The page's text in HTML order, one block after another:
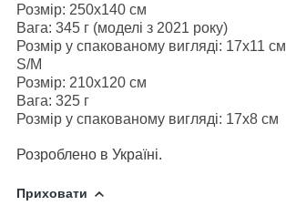
Розмір: 250х140 см
Вага: 345 г (моделі з 2021 року)
Розмір у спакованому вигляді: 17х11 см
S/M
Розмір: 210х120 см
Вага: 325 г
Розмір у спакованому вигляді: 17х8 см
Розроблено в Україні.
Приховати